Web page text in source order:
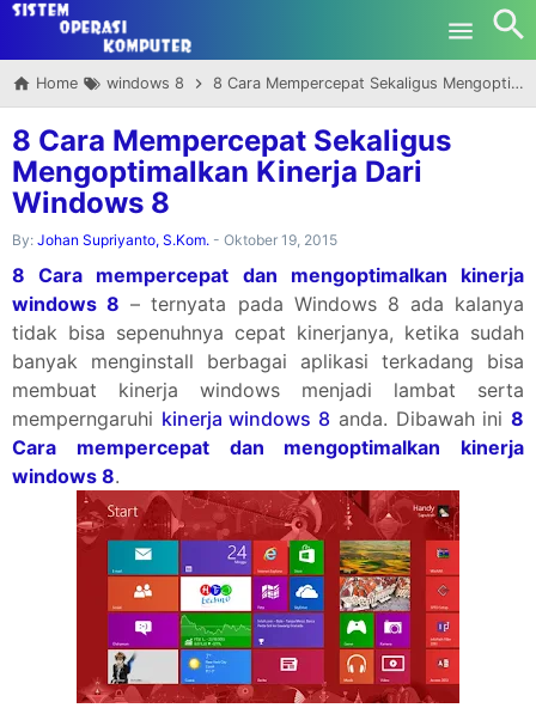
-->
Home windows 8 8 Cara Mempercepat Sekaligus Mengoptimalkan Kinerja Dari Windows 8
8 Cara Mempercepat Sekaligus
Mengoptimalkan Kinerja Dari
Windows 8
By: Johan Supriyanto, S.Kom. - Oktober 19, 2015
8 Cara mempercepat dan mengoptimalkan kinerja
windows 8 – ternyata pada Windows 8 ada kalanya
tidak bisa sepenuhnya cepat kinerjanya, ketika sudah
banyak menginstall berbagai aplikasi terkadang bisa
membuat kinerja windows menjadi lambat serta
memperngaruhi kinerja windows 8 anda. Dibawah ini8
Cara mempercepat dan mengoptimalkan kinerja
windows 8.